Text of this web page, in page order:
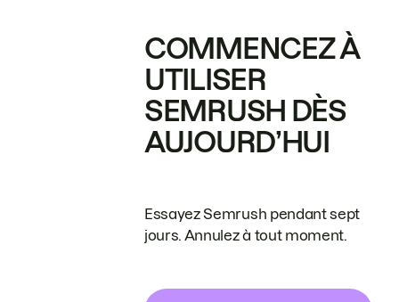
COMMENCEZ À
UTILISER
SEMRUSH DÈS
AUJOURD’HUI
Essayez Semrush pendant sept
jours. Annulez à tout moment.